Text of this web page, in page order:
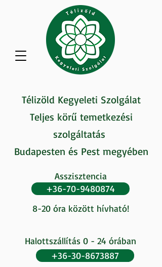
Télizöld Kegyeleti Szolgálat
Teljes körű temetkezési
szolgáltatás
Budapesten és Pest megyében
Asszisztencia
8-20 óra között hívható!
+36-70-9480874
Halottszállítás 0 - 24 órában
+36-30-8673887